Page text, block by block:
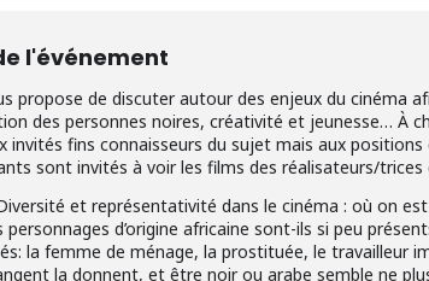
l'événement
propose de discuter autour des enjeux du cinéma
des personnes noires, créativité et jeunesse… À
invités fins connaisseurs du sujet mais aux positions
sont invités à voir les films des réalisateurs/
et représentativité dans le cinéma : où on
personnages d’origine africaine sont-ils si peu
la femme de ménage, la prostituée, le travailleur
la donnent, et être noir ou arabe semble ne